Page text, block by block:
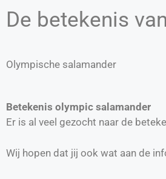
De betekenis
Olympische salamander
Betekenis olympic salamander
Er is al veel gezocht naar de
Wij hopen dat jij ook wat aan de